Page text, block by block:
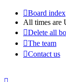
Board index
All times are
Delete all
The team
Contact us